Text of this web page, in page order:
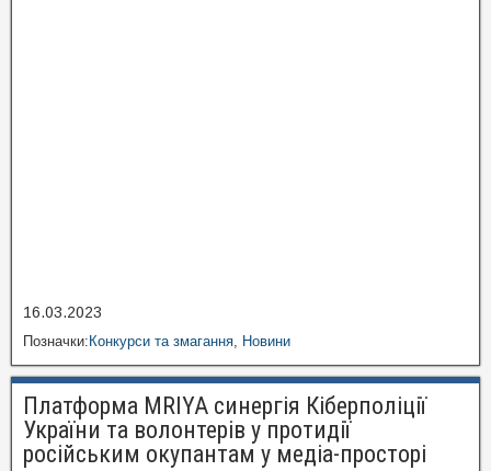
16.03.2023
Позначки:Конкурси та змагання Новини
Платформа MRIYA синергія Кіберполіції
України та волонтерів у протидії
російським окупантам у медіа-просторі